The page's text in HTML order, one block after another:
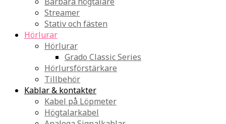
Streamer
Stativ och fästen
Hörlurar
Hörlurar
Grado Classic Series
Hörlursförstärkare
Tillbehör
Kablar & kontakter
Kabel på Löpmeter
Högtalarkabel